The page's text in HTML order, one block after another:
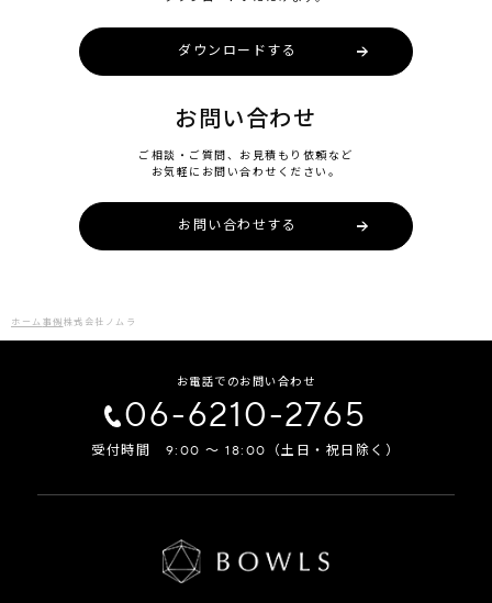
ダウンロードする
お問い合わせ
ご相談・ご質問、お見積もり依頼など
お気軽にお問い合わせください。
お問い合わせする
ホーム 事例株式会社ノムラ
お電話でのお問い合わせ
06-6210-2765
受付時間 9:00 ～ 18:00（土日・祝日除く）